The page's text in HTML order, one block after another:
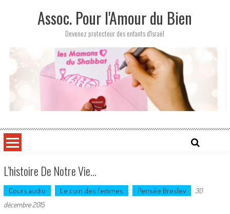
Assoc. Pour l'Amour du Bien
Devenez protecteur des enfants d'Israël
L’histoire De Notre Vie…
Cours audio Le coin des femmes Pensée Breslev
30
décembre 2015